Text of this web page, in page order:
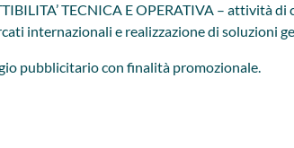
TECNICA E OPERATIVA – attività
internazionali e realizzazione di soluzioni
pubblicitario con finalità promozionale.